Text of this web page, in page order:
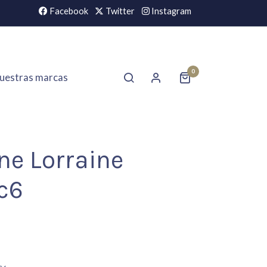
Facebook Twitter Instagram
marcas 0
Lorraine